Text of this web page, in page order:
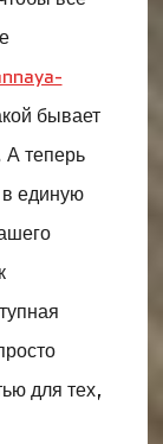
бывает
А теперь
в единую
для тех,